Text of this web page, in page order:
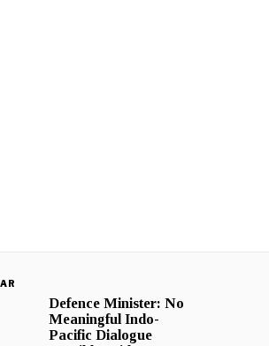
Defence Minister: No
Meaningful Indo-
Pacific Dialogue